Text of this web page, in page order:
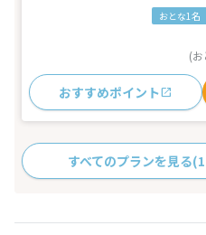
おとな1名
(
おすすめポイント
すべてのプランを見る